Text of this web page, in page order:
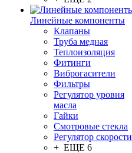
Линейные компоненты
Клапаны
Труба медная
Теплоизоляция
Фитинги
Виброгасители
Фильтры
Регулятор уровня
масла
Гайки
Смотровые стекла
Регулятор скорости
+ ЕЩЕ 6